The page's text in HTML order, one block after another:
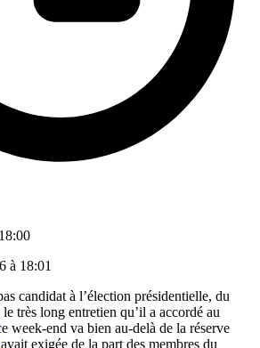
à 18:01
candidat à l’élection présidentielle, du
très long entretien qu’il a accordé au
week-end va bien au-delà de la réserve
exigée de la part des membres du